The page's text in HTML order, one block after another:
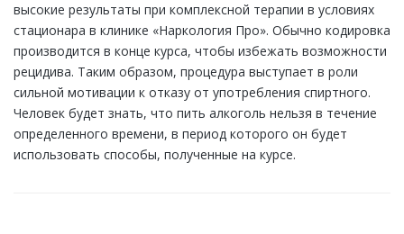
высокие результаты при комплексной терапии в условиях
стационара в клинике «Наркология Про». Обычно кодировка
производится в конце курса, чтобы избежать возможности
рецидива. Таким образом, процедура выступает в роли
сильной мотивации к отказу от употребления спиртного.
Человек будет знать, что пить алкоголь нельзя в течение
определенного времени, в период которого он будет
использовать способы, полученные на курсе.